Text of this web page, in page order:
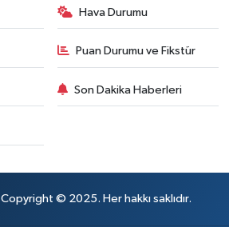
Hava Durumu
Puan Durumu ve Fikstür
Son Dakika Haberleri
Copyright © 2025. Her hakkı saklıdır.